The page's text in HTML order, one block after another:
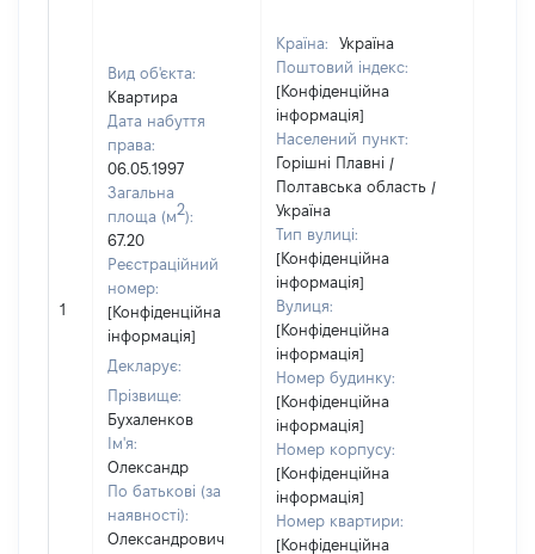
1
Вид об'єкта:
Квартира
Дата набуття
права:
06.05.1997
Загальна
площа (м2):
67.20
Реєстраційний
номер:
[Конфіденційна
інформація]
Декларує:
Прізвище:
Бухаленков
Ім'я:
Олександр
По батькові (за
наявності):
Олександрович
Країна:
Україна
Поштовий індекс:
[Конфіденційна
інформація]
Населений пункт:
Горішні Плавні /
Полтавська область /
Україна
Тип вулиці:
[Конфіденційна
інформація]
Вулиця:
[Конфіденційна
інформація]
Номер будинку:
[Конфіденційна
інформація]
Номер корпусу:
[Конфіденційна
інформація]
Номер квартири:
[Конфіденційна